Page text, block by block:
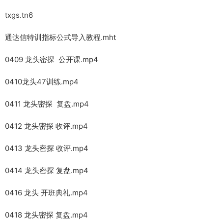
txgs.tn6
通达信特训指标公式导入教程.mht
0409 龙头密探 公开课.mp4
0410龙头47训练.mp4
0411 龙头密探 复盘.mp4
0412 龙头密探 收评.mp4
0413 龙头密探 收评.mp4
0414 龙头密探 复盘.mp4
0416 龙头 开班典礼.mp4
0418 龙头密探 复盘.mp4